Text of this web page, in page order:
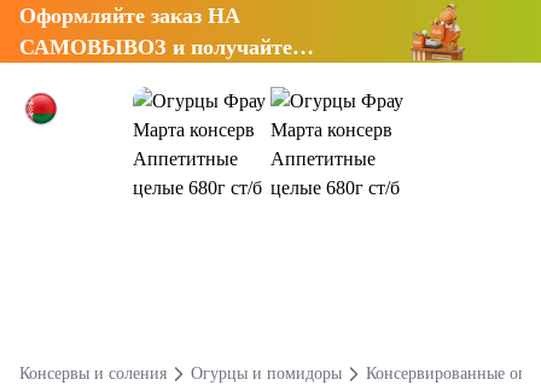
Оформляйте заказ НА
САМОВЫВОЗ и получайте
Консервы и соления Огурцы и помидоры Консервированные